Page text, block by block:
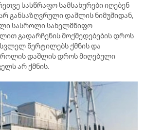
სასწრაფო სამსახურები იღებენ
განსაზღვრული დაშლის ნიმუშიდან,
სასროლი სახელმწიფო
გადარჩენის მოქმედებების დროს
წერტილებს ქმნის და
დაშლის დროს მიღებული
არ ქმნის.